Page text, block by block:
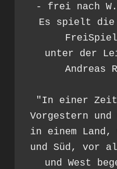
- frei nach
Es spielt
unter der
Andreas
"In einer
Vorgestern und
in einem Land,
und Süd, vor
und West